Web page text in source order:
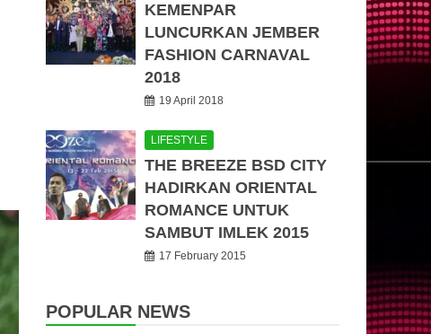
KEMENPAR
LUNCURKAN JEMBER
FASHION CARNAVAL
2018
19 April 2018
LIFESTYLE
THE BREEZE BSD CITY
HADIRKAN ORIENTAL
ROMANCE UNTUK
SAMBUT IMLEK 2015
17 February 2015
POPULAR NEWS